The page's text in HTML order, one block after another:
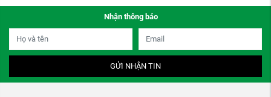
Nhận thông báo
GỬI NHẬN TIN